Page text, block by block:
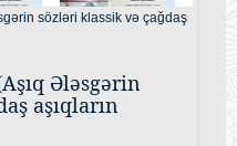
Ələsgərin
aşıqların